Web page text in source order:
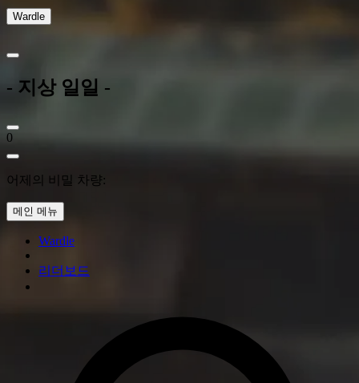
Wardle
- 지상 일일 -
0
어제의 비밀 차량:
메인 메뉴
Wardle
리더보드